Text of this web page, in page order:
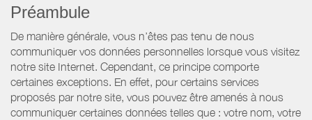
Préambule
De manière générale, vous n’êtes pas tenu de nous
communiquer vos données personnelles lorsque vous visitez
notre site Internet. Cependant, ce principe comporte
certaines exceptions. En effet, pour certains services
proposés par notre site, vous pouvez être amenés à nous
communiquer certaines données telles que : votre nom, votre